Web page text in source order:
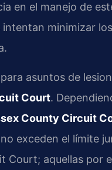
en el manejo de
minimizar
asuntos de
Court.
County Circuit
exceden el límite
Court; aquellas por